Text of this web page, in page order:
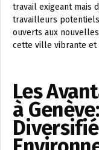
travail exigeant mais
travailleurs
ouverts aux
cette ville vibrante et
Les
à